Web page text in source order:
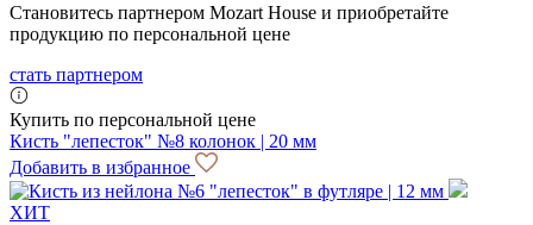
Становитесь партнером Mozart House и приобретайте
продукцию по персональной цене
стать партнером
Купить по персональной цене
Кисть "лепесток" №8 колонок | 20 мм
Добавить в избранное
ХИТ